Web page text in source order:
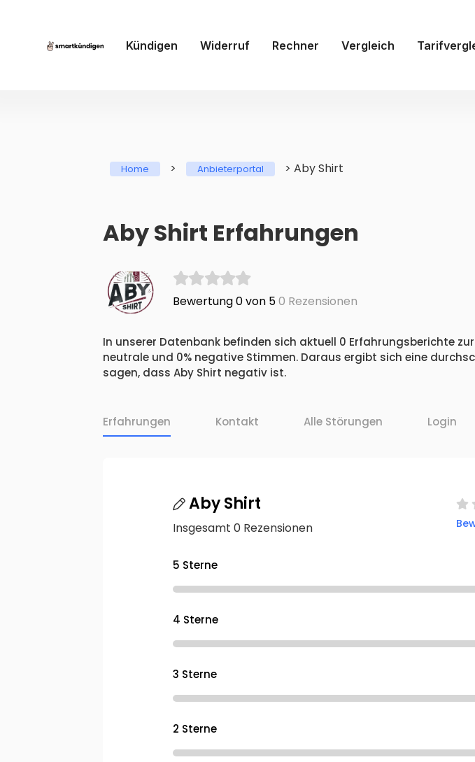
Kündigen Widerruf Rechner Vergleich
Home > Anbieterportal > Aby Shirt
Aby Shirt Erfahrungen
Bewertung 0 von 50 Rezensionen
In unserer Datenbank befinden sich aktuell 0 Erfahrungsberichte
neutrale und 0% negative Stimmen. Daraus ergibt sich eine
sagen, dass Aby Shirt negativ ist.
Erfahrungen Kontakt Alle Störungen Login
Aby Shirt
Insgesamt 0 Rezensionen
5 Sterne
4 Sterne
3 Sterne
2 Sterne